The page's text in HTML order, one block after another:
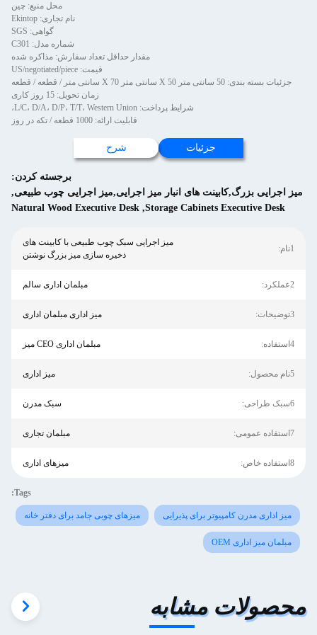
محل منبع: چین
نام تجاری: Ekintop
گواهی: SGS
شماره مدل: C301
مقدار حداقل تعداد سفارش: مذاکره شده
قیمت: US/negotiated/piece
جزئیات بسته بندی: 50 سانتی متر X 50 سانتی متر X 70 سانتی متر / قطعه / قطعه
زمان تحویل: 15 روز کاری
شرایط پرداخت: L/C، D/A، D/P، T/T، Western Union،
قابلیت ارائه: 1000 قطعه / تکه در روز
جزئیات شرح
برجسته کردن:
میز اجرایی بزرگ,کابینت های انبار میز اجرایی,میز اجرایی چوب طبیعی,
Storage Cabinets Executive Desk
,
Natural Wood Executive Desk
1نام:
میز اجرایی سبک چوب طبیعی با کابینت های
ذخیره سازی میز بزرگ نوشتن
2عملکرد: مبلمان اداری سالم
3توضیحات: میز اداری مبلمان اداری
4استفاده: مبلمان اداری CEO میز
5نام محصول: میز اداری
6سبک طراحی: سبک مدرن
7استفاده عمومی: مبلمان تجاری
8استفاده خاص: میزهای اداری
Tags:
میز اداری مدرن کامپیوتر برای پذیرایی میزهای چوبی جامد برای دفتر خانه
مبلمان میز اداری OEM
محصولات مشابه